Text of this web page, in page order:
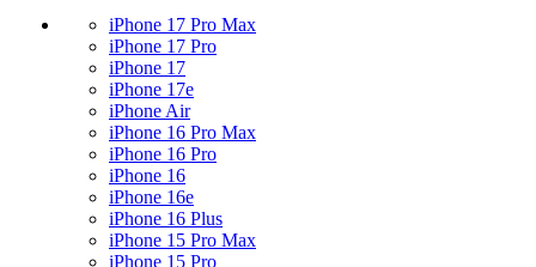
iPhone 17 Pro Max
iPhone 17 Pro
iPhone 17
iPhone 17e
iPhone Air
iPhone 16 Pro Max
iPhone 16 Pro
iPhone 16
iPhone 16e
iPhone 16 Plus
iPhone 15 Pro Max
iPhone 15 Pro